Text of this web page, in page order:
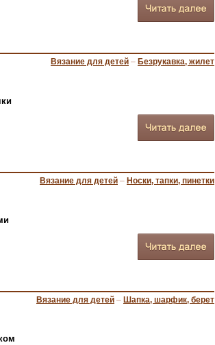
Вязание для детей – Безрукавка, жилет
Вязание для детей – Носки, тапки, пинетки
Вязание для детей – Шапка, шарфик, берет